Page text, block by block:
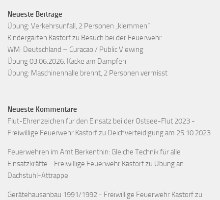
Neueste Beiträge
Übung: Verkehrsunfall, 2 Personen „klemmen“
Kindergarten Kastorf zu Besuch bei der Feuerwehr
WM: Deutschland – Curacao / Public Viewing
Übung 03.06.2026: Kacke am Dampfen
Übung: Maschinenhalle brennt, 2 Personen vermisst
Neueste Kommentare
Flut-Ehrenzeichen für den Einsatz bei der Ostsee-Flut 2023 -
Freiwillige Feuerwehr Kastorfzu Deichverteidigung am 25.10.2023
Feuerwehren im Amt Berkenthin: Gleiche Technik für alle
Einsatzkräfte - Freiwillige Feuerwehr Kastorfzu Übung an
Dachstuhl-Attrappe
Gerätehausanbau 1991/1992 - Freiwillige Feuerwehr Kastorfzu